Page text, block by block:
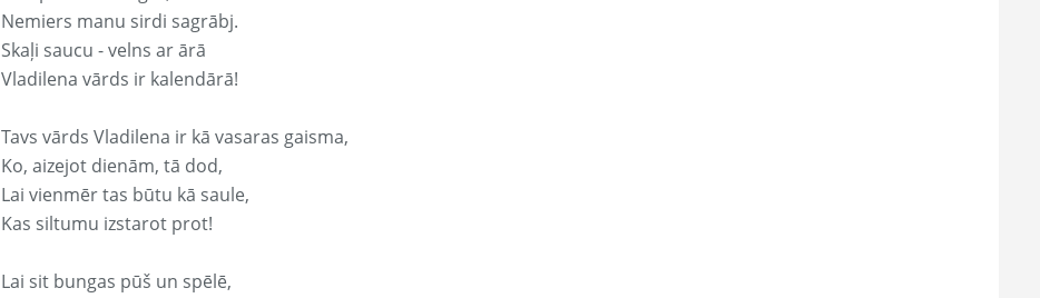
Nemiers manu sirdi sagrābj.
Skaļi saucu - velns ar ārā
Vladilena vārds ir kalendārā!
Tavs vārds Vladilena ir kā vasaras gaisma,
Ko, aizejot dienām, tā dod,
Lai vienmēr tas būtu kā saule,
Kas siltumu izstarot prot!
Lai sit bungas pūš un spēlē,